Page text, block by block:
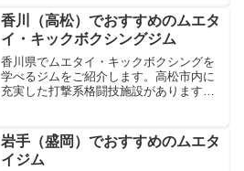
低価格で始めやすい項目内容所在地／最
寄駅鳥取市...
香川（高松）でおすすめのムエタ
イ・キックボクシングジム
香川県でムエタイ・キックボクシングを
学べるジムをご紹介します。高松市内に
充実した打撃系格闘技施設があります。
羅。ムエタイ系の打撃技術も習得できる
項目内容所在地／最...
岩手（盛岡）でおすすめのムエタ
イジム